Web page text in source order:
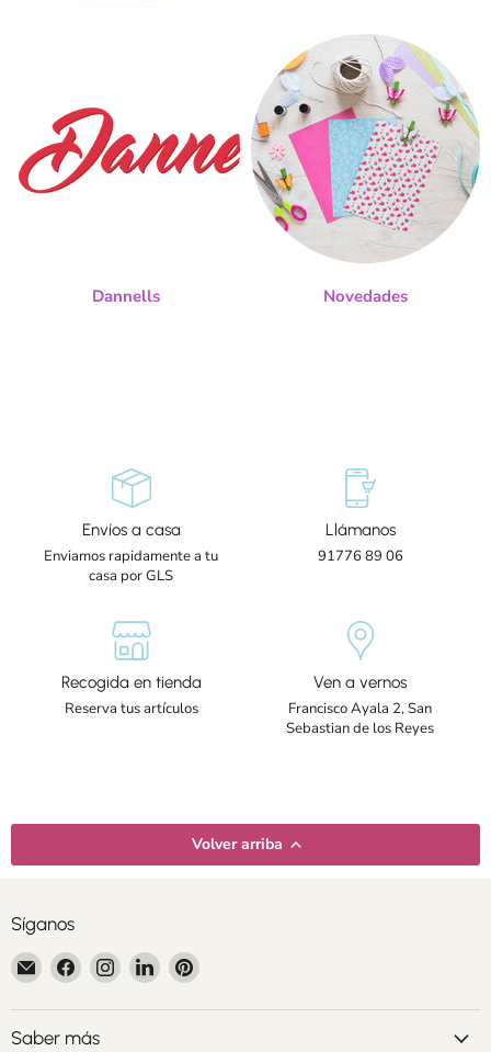
Dannells Novedades
Envíos a casa
Enviamos rapidamente a tu
casa por GLS
Llámanos
91776 89 06
Recogida en tienda
Reserva tus artículos
Ven a vernos
Francisco Ayala 2, San
Sebastian de los Reyes
Volver arriba
Síganos
Encuéntrenos
en
Correo
electrónico
Encuéntrenos
en
Facebook
Encuéntrenos
en
Instagram
Encuéntrenos
en
LinkedIn
Encuéntrenos
Pinterest
Saber más